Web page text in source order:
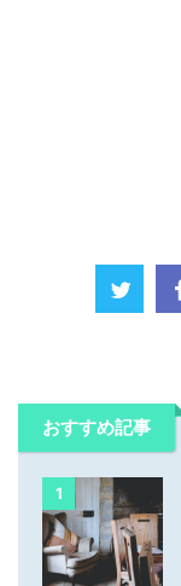
おすすめ記事
1